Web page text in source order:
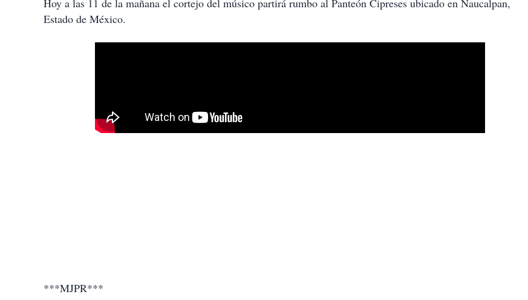
Hoy a las 11 de la mañana el cortejo del músico partirá rumbo al Panteón Cipreses ubicado en Naucalpan,
Estado de México.
***MJPR***